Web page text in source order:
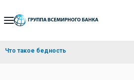
Skip
Navigation
Что такое бедность